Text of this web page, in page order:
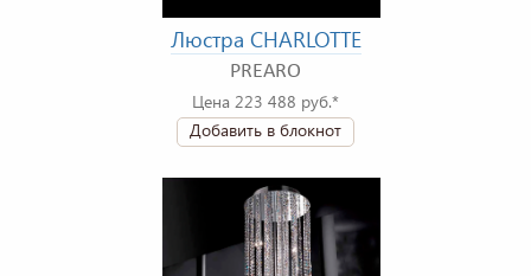
Люстра CHARLOTTE
PREARO
Цена 223 488 руб.*
Добавить в блокнот